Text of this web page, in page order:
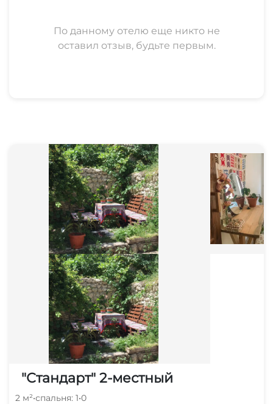
По данному отелю еще никто не
оставил отзыв, будьте первым.
"Стандарт" 2-местный
2 м²•спальня: 1•0